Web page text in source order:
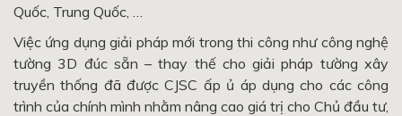
Quốc, Trung Quốc, …
Việc ứng dụng giải pháp mới trong thi công như công nghệ
tường 3D đúc sẵn – thay thế cho giải pháp tường xây
truyền thống đã được CJSC ấp ủ áp dụng cho các công
trình của chính mình nhằm nâng cao giá trị cho Chủ đầu tư,